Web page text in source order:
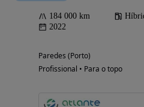
184 000 km
2022
Paredes (Porto)
Profissional • Para o topo